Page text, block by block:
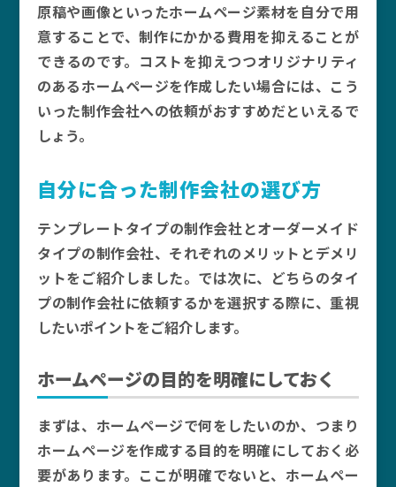
原稿や画像といったホームページ素材を自分で用
意することで、制作にかかる費用を抑えることが
できるのです。コストを抑えつつオリジナリティ
のあるホームページを作成したい場合には、こう
いった制作会社への依頼がおすすめだといえるで
しょう。
自分に合った制作会社の選び方
テンプレートタイプの制作会社とオーダーメイド
タイプの制作会社、それぞれのメリットとデメリ
ットをご紹介しました。では次に、どちらのタイ
プの制作会社に依頼するかを選択する際に、重視
したいポイントをご紹介します。
ホームページの目的を明確にしておく
まずは、ホームページで何をしたいのか、つまり
ホームページを作成する目的を明確にしておく必
要があります。ここが明確でないと、ホームペー